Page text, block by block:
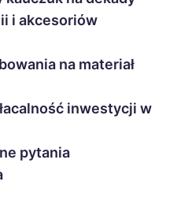
i akcesoriów
na materiał
inwestycji w
pytania